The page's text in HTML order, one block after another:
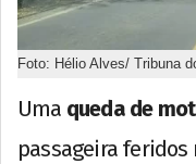
Foto: Hélio Alves/ Tribuna
Uma queda de
passageira